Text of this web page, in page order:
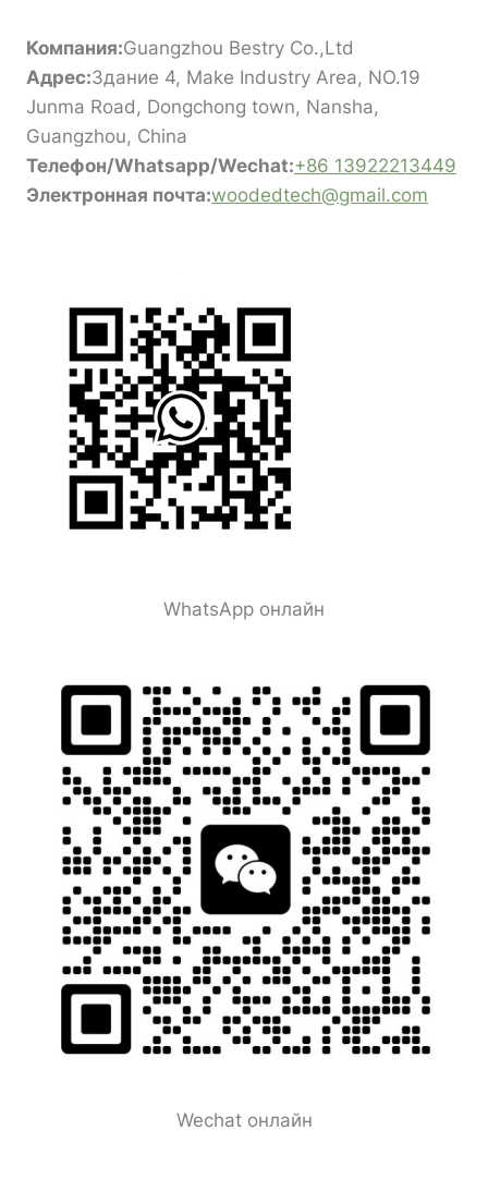
Компания:Guangzhou Bestry Co.,Ltd
Адрес:Здание 4, Make Industry Area, NO.19
Junma Road, Dongchong town, Nansha,
Guangzhou, China
Телефон/Whatsapp/Wechat:+86 13922213449
Электронная почта:woodedtech@gmail.com
WhatsApp онлайн
Wechat онлайн